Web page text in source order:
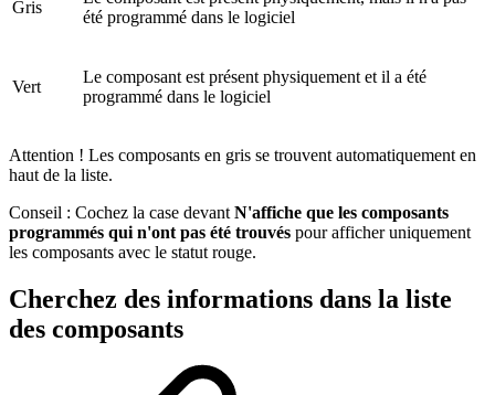
Gris
été programmé dans le logiciel
Vert
Le composant est présent physiquement et il a été
programmé dans le logiciel
Attention ! Les composants en gris se trouvent automatiquement en
haut de la liste.
Conseil : Cochez la case devant N'affiche que les composants
programmés qui n'ont pas été trouvés pour afficher uniquement
les composants avec le statut rouge.
Cherchez des informations dans la liste
des composants